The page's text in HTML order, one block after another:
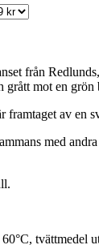
från
grått mot en grön
framtaget av en
med
tvättmedel